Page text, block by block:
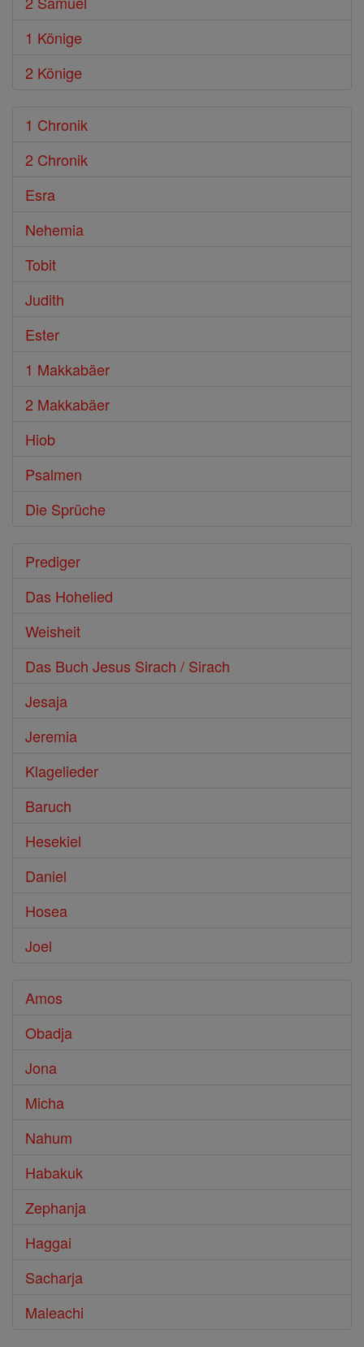
1 Könige
2 Könige
1 Chronik
2 Chronik
Esra
Nehemia
Tobit
Judith
Ester
1 Makkabäer
2 Makkabäer
Hiob
Psalmen
Die Sprüche
Prediger
Das Hohelied
Weisheit
Das Buch Jesus Sirach / Sirach
Jesaja
Jeremia
Klagelieder
Baruch
Hesekiel
Daniel
Hosea
Joel
Amos
Obadja
Jona
Micha
Nahum
Habakuk
Zephanja
Haggai
Sacharja
Maleachi